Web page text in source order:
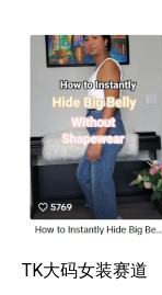
TK大码女装赛道